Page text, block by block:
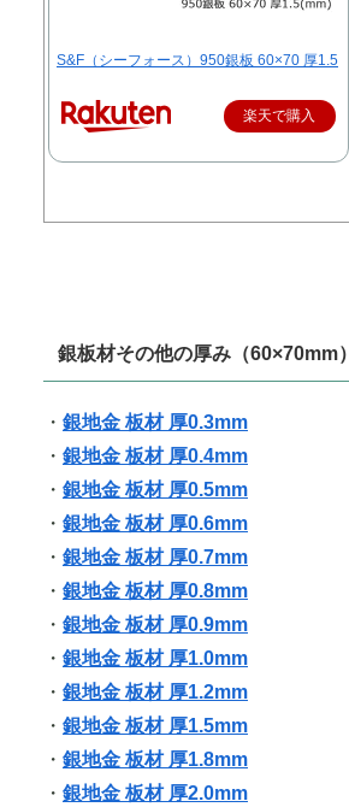
S&F（シーフォース）950銀板 60×70 厚1.5
楽天で購入
銀板材その他の厚み（60×70mm）
・ 銀地金 板材 厚0.3mm
・ 銀地金 板材 厚0.4mm
・ 銀地金 板材 厚0.5mm
・ 銀地金 板材 厚0.6mm
・ 銀地金 板材 厚0.7mm
・ 銀地金 板材 厚0.8mm
・ 銀地金 板材 厚0.9mm
・ 銀地金 板材 厚1.0mm
・ 銀地金 板材 厚1.2mm
・ 銀地金 板材 厚1.5mm
・ 銀地金 板材 厚1.8mm
・ 銀地金 板材 厚2.0mm